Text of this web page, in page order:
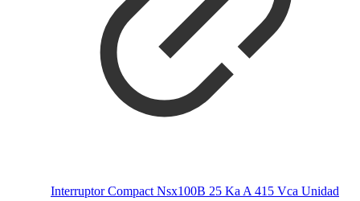
Interruptor Compact Nsx100B 25 Ka A 415 Vca Unidad